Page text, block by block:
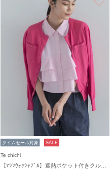
タイムセール対象 SALE
Te chichi